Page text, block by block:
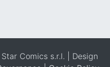
Comics s.r.l. | Design